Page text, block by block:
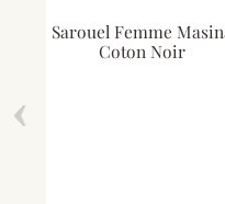
Sarouel Femme
Coton Noir
‹